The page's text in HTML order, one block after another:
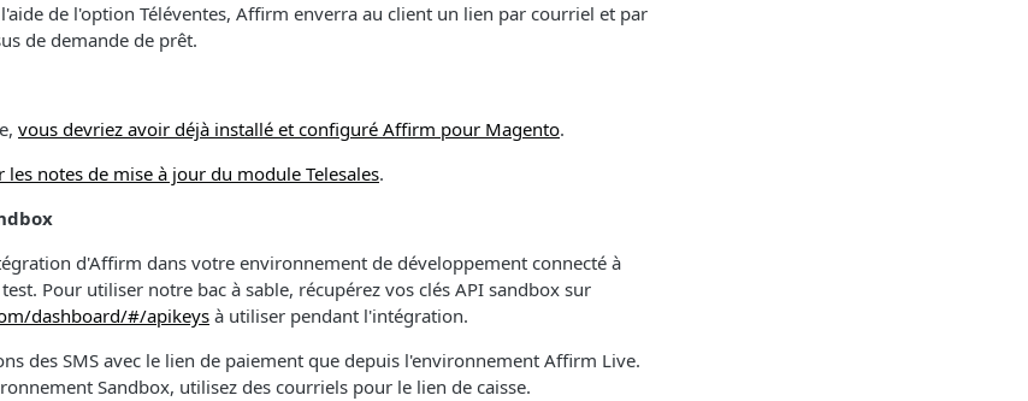
de l'option Téléventes, Affirm enverra au client un lien par courriel et par
de demande de prêt.
vous devriez avoir déjà installé et configuré Affirm pour Magento.
notes de mise à jour du module Telesales.
d'Affirm dans votre environnement de développement connecté à
Pour utiliser notre bac à sable, récupérez vos clés API sandbox sur
dashboard/#/apikeys à utiliser pendant l'intégration.
des SMS avec le lien de paiement que depuis l'environnement Affirm Live.
Sandbox, utilisez des courriels pour le lien de caisse.